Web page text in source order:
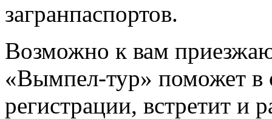
загранпаспортов.
Возможно к вам
«Вымпел-тур» поможет
регистрации, встретит и